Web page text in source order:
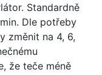
Standardně
Dle potřeby
změnit na 4, 6,
že teče méně